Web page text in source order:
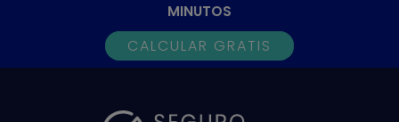
MINUTOS
CALCULAR GRATIS